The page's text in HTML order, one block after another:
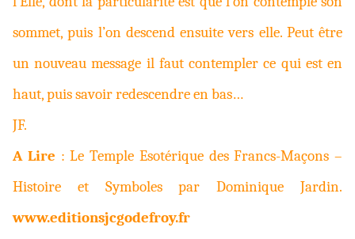
sommet, puis l’on descend ensuite vers elle. Peut être
un nouveau message il faut contempler ce qui est en
haut, puis savoir redescendre en bas…
JF.
A Lire : Le Temple Esotérique des Francs-Maçons –
Histoire et Symboles par Dominique Jardin.
www.editionsjcgodefroy.fr